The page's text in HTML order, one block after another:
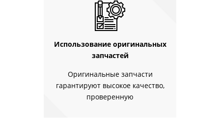
Использование оригинальных
запчастей
Оригинальные запчасти
гарантируют высокое качество,
проверенную